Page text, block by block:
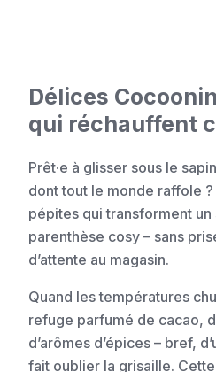
Délices
qui réchauffent
Prêt·e à glisser sous le
dont tout le monde raffole
pépites qui transforment un
parenthèse cosy – sans
d’attente au magasin.
Quand les températures
refuge parfumé de cacao,
d’arômes d’épices – bref,
fait oublier la grisaille.